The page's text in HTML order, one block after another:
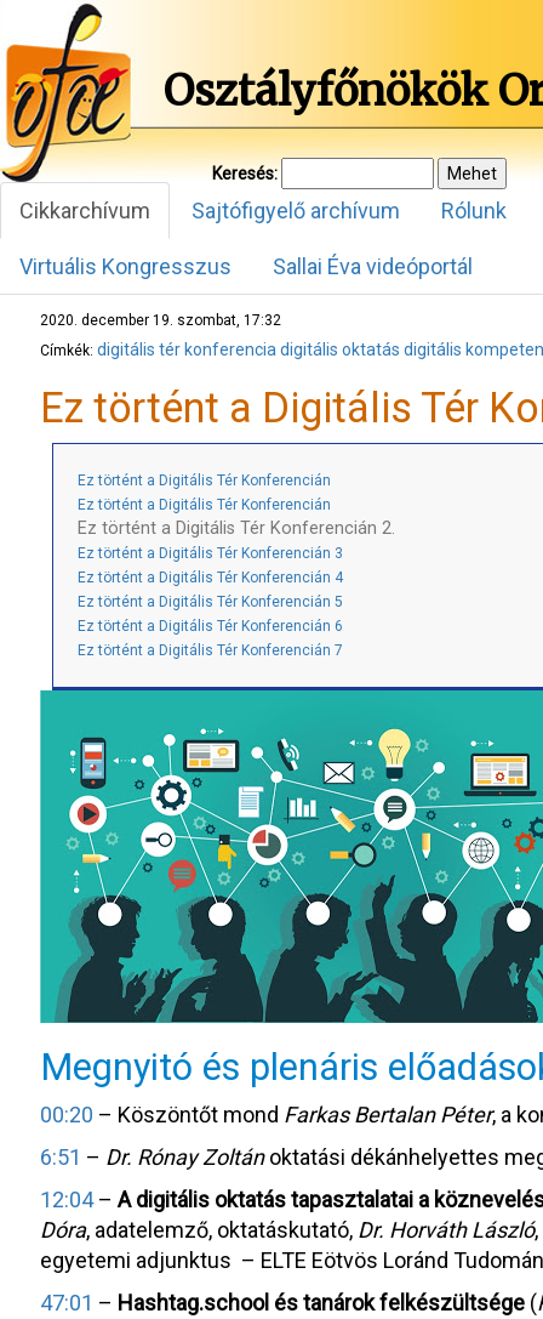
Osztályfőnökök
Keresés:
Cikkarchívum Sajtófigyelő archívum Rólunk
Virtuális Kongresszus Sallai Éva videóportál
2020. december 19. szombat, 17:32
Címkék: digitális tér konferencia digitális oktatás digitális
Ez történt a Digitális Tér
Ez történt a Digitális Tér Konferencián
Ez történt a Digitális Tér Konferencián
Ez történt a Digitális Tér Konferencián 2.
Ez történt a Digitális Tér Konferencián 3
Ez történt a Digitális Tér Konferencián 4
Ez történt a Digitális Tér Konferencián 5
Ez történt a Digitális Tér Konferencián 6
Ez történt a Digitális Tér Konferencián 7
Megnyitó és plenáris
00:20 – Köszöntőt mond Farkas Bertalan Péter, a
6:51 – Dr. Rónay Zoltánoktatási dékánhelyettes
12:04– A digitális oktatás tapasztalatai a
Dóra, adatelemző, oktatáskutató, Dr. Horváth László
egyetemi adjunktus – ELTE Eötvös Loránd
47:01 – Hashtag.school és tanárok felkészültsége (